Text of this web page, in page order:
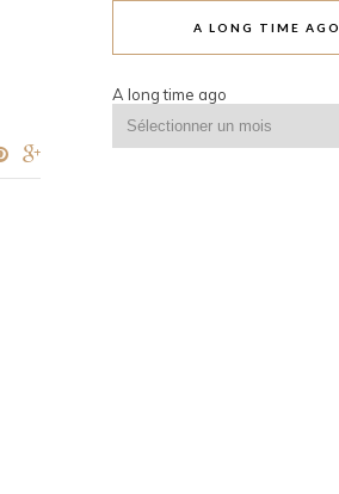
A LONG TIME AGO
A long time ago